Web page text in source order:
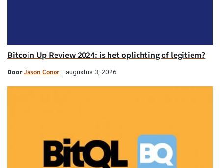
Bitcoin Up Review 2024: is het oplichting of legitiem?
DoorJason Conor augustus 3, 2026